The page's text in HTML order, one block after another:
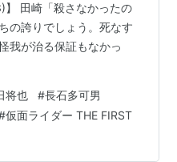
】 田崎「殺さなかったの
の誇りでしょう。死なす
我が治る保証もなかっ
将也 #長石多可男
仮面ライダー THE FIRST